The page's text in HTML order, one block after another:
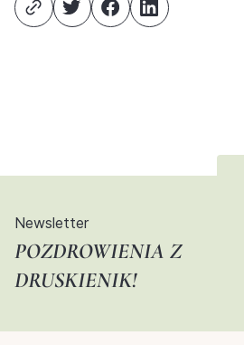
Newsletter
POZDROWIENIA Z
DRUSKIENIK!